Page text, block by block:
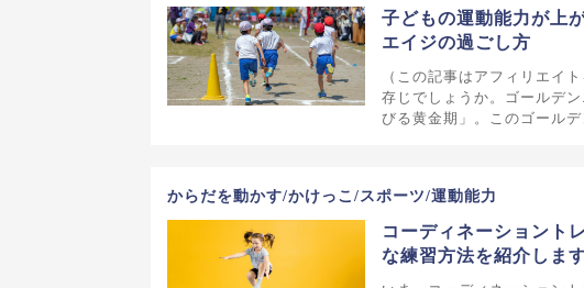
子どもの運動能力が上
エイジの過ごし方
（この記事はアフィリエイ
存じでしょうか。ゴールデ
びる黄金期」。このゴールデ
からだを動かす/かけっこ/スポーツ/運動能力
コーディネーショント
な練習方法を紹介しま